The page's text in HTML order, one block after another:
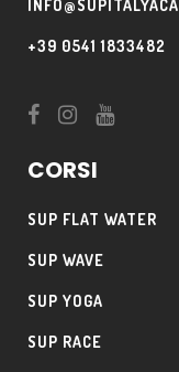
+39 0541 1833482
CORSI
SUP FLAT WATER
SUP WAVE
SUP YOGA
SUP RACE